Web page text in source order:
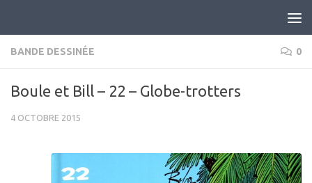
BANDE DESSINÉE 0
Boule et Bill – 22 – Globe-trotters
4 OCTOBRE 2015